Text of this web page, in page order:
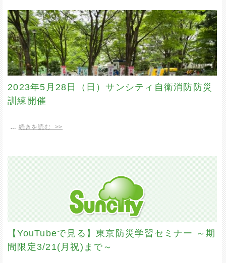
2023年5月28日（日）サンシティ自衛消防防災
訓練開催
… 続きを読む >>
【YouTubeで見る】東京防災学習セミナー ～期
間限定3/21(月祝)まで～